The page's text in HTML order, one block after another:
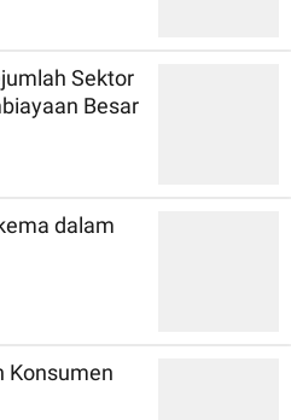
Sektor
Besar
dalam
Konsumen